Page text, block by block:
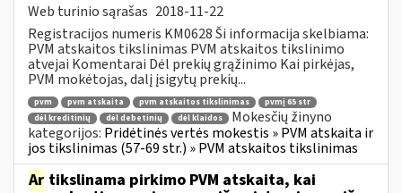
Web turinio sąrašas 2018-11-22
Registracijos numeris KM0628 Ši informacija skelbiama:
PVM atskaitos tikslinimas PVM atskaitos tikslinimo
atvejai Komentarai Dėl prekių grąžinimo Kai pirkėjas,
PVM mokėtojas, dalį įsigytų prekių...
pvm pvm atskaita pvm atskaitos tikslinimas
pvmį 65 str
dėl kreditinių
dėl debetinių dėl klaidos
Mokesčių žinyno
kategorijos: Pridėtinės vertės mokestis » PVM atskaita ir
jos tikslinimas (57-69 str.) » PVM atskaitos tikslinimas
Ar tikslinama pirkimo PVM atskaita, kai